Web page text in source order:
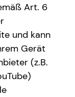
Art. 6
und kann
Gerät
(z.B.